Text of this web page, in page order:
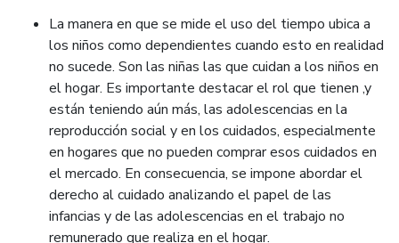
La manera en que se mide el uso del tiempo ubica a
los niños como dependientes cuando esto en realidad
no sucede. Son las niñas las que cuidan a los niños en
el hogar. Es importante destacar el rol que tienen ,y
están teniendo aún más, las adolescencias en la
reproducción social y en los cuidados, especialmente
en hogares que no pueden comprar esos cuidados en
el mercado. En consecuencia, se impone abordar el
derecho al cuidado analizando el papel de las
infancias y de las adolescencias en el trabajo no
remunerado que realiza en el hogar.